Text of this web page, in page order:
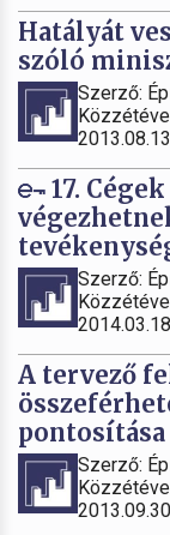
Hatályát
szóló
Szerző:
17.
Szerző:
A tervező
pontosítása
Szerző: